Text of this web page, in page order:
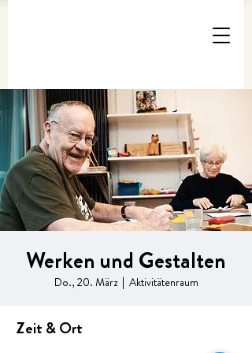
Werken und Gestalten
Do., 20. März
  |
Aktivitätenraum
Zeit & Ort